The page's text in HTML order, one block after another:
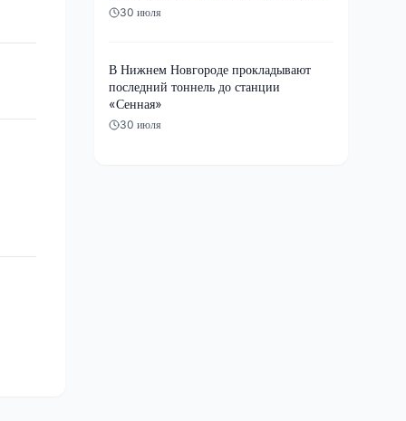
30 июля
В Нижнем Новгороде прокладывают
последний тоннель до станции
«Сенная»
30 июля